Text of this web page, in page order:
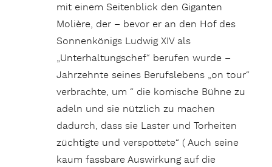
mit einem Seitenblick den Giganten
Molière, der – bevor er an den Hof des
Sonnenkönigs Ludwig XIV als
„Unterhaltungschef“ berufen wurde –
Jahrzehnte seines Berufslebens „on tour“
verbrachte, um “ die komische Bühne zu
adeln und sie nützlich zu machen
dadurch, dass sie Laster und Torheiten
züchtigte und verspottete“ ( Auch seine
kaum fassbare Auswirkung auf die